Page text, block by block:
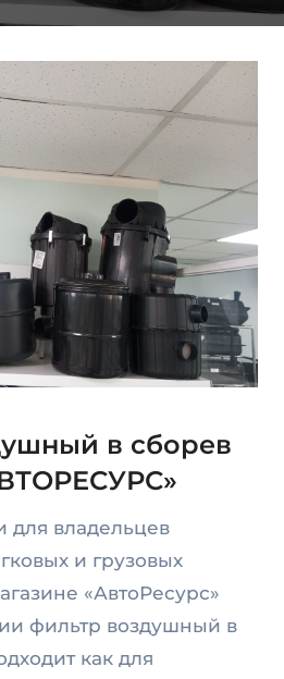
в сборев
для владельцев
и грузовых
«АвтоРесурс»
фильтр воздушный в
как для